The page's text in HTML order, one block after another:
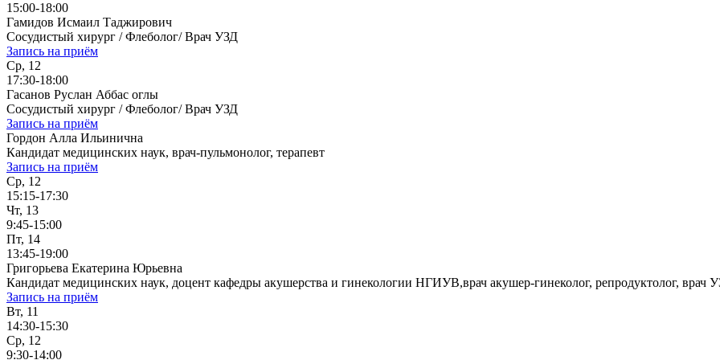
15:00-18:00
Гамидов Исмаил Таджирович
Сосудистый хирург / Флеболог/ Врач УЗД
Запись на приём
Ср, 12
17:30-18:00
Гасанов Руслан Аббас оглы
Сосудистый хирург / Флеболог/ Врач УЗД
Запись на приём
Гордон Алла Ильинична
Кандидат медицинских наук, врач-пульмонолог, терапевт
Запись на приём
Ср, 12
15:15-17:30
Чт, 13
9:45-15:00
Пт, 14
13:45-19:00
Григорьева Екатерина Юрьевна
Кандидат медицинских наук, доцент кафедры акушерства и гинекологии НГИУВ,врач акушер-гинеколог, репродуктолог, врач
Запись на приём
Вт, 11
14:30-15:30
Ср, 12
9:30-14:00